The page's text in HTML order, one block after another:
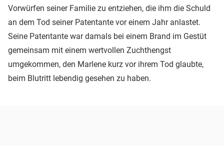
Vorwürfen seiner Familie zu entziehen, die ihm die Schuld
an dem Tod seiner Patentante vor einem Jahr anlastet.
Seine Patentante war damals bei einem Brand im Gestüt
gemeinsam mit einem wertvollen Zuchthengst
umgekommen, den Marlene kurz vor ihrem Tod glaubte,
beim Blutritt lebendig gesehen zu haben.